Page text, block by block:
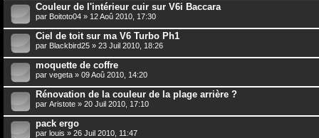
Couleur de l'intérieur cuir sur V6i Baccara
par Boitoto04 » 12 Aoû 2010, 17:30
Ciel de toit sur ma V6 Turbo Ph1
par Blackbird25 » 23 Juil 2010, 18:26
moquette de coffre
par vegeta » 09 Aoû 2010, 14:20
Rénovation de la couleur de la plage arrière ?
par Aristote » 20 Juil 2010, 17:10
pack ergo
par louis » 26 Juil 2010, 11:47